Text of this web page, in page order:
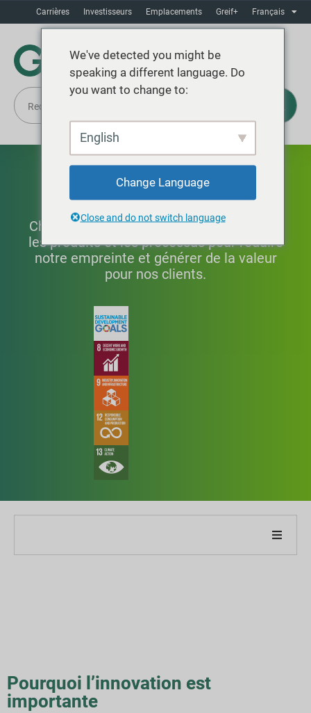
Carrières Investisseurs Emplacements Greif+ Français
Innovation
Chez Greif, l’innovation signifie améliorer
les produits et les processus pour réduire
notre empreinte et générer de la valeur
pour nos clients.
Objectifs et performances
Pourquoi l’innovation est
importante
We've detected you might be
speaking a different language. Do
you want to change to:
English
Change Language
Close and do not switch language